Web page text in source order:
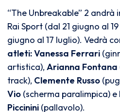
“The Unbreakable” 2 andrà
Rai Sport (dal 21 giugno al
giugno al 17 luglio). Vedrà
atleti:Vanessa Ferrari
artistica), Arianna Fontana
track), Clemente Russo
Vio (scherma paralimpica) e
Piccinini (pallavolo).